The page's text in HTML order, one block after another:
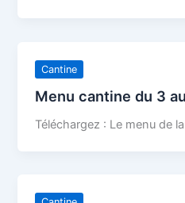
Cantine
Menu cantine du 3
Téléchargez : Le menu de